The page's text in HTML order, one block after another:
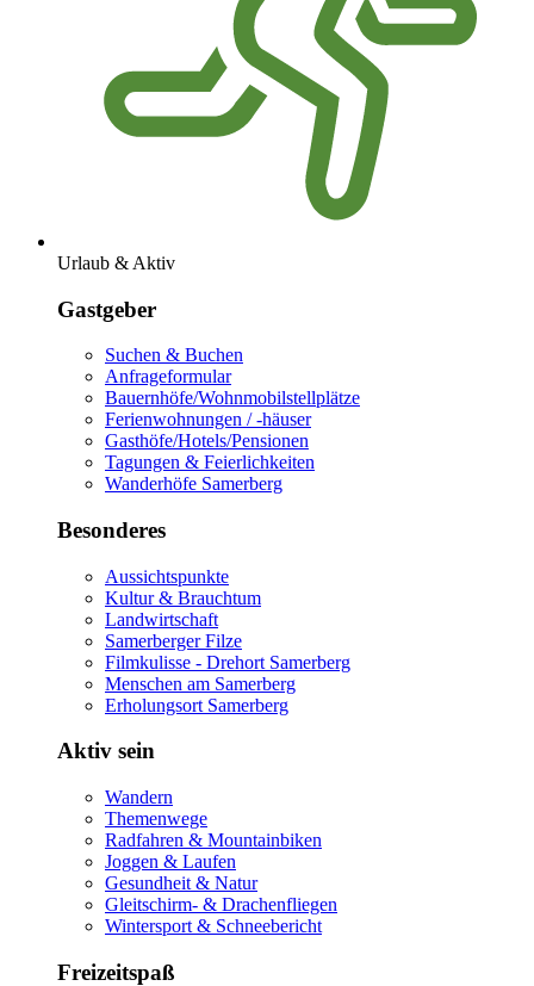
Urlaub & Aktiv
Gastgeber
Suchen & Buchen
Anfrageformular
Bauernhöfe/Wohnmobilstellplätze
Ferienwohnungen / -häuser
Gasthöfe/Hotels/Pensionen
Tagungen & Feierlichkeiten
Wanderhöfe Samerberg
Besonderes
Aussichtspunkte
Kultur & Brauchtum
Landwirtschaft
Samerberger Filze
Filmkulisse - Drehort Samerberg
Menschen am Samerberg
Erholungsort Samerberg
Aktiv sein
Wandern
Themenwege
Radfahren & Mountainbiken
Joggen & Laufen
Gesundheit & Natur
Gleitschirm- & Drachenfliegen
Wintersport & Schneebericht
Freizeitspaß